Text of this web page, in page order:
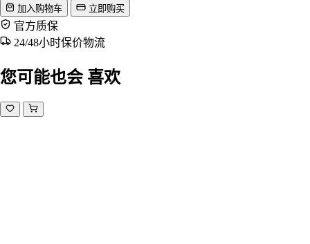
加入购物车 立即购买
官方质保
24/48小时保价物流
您可能也会 喜欢